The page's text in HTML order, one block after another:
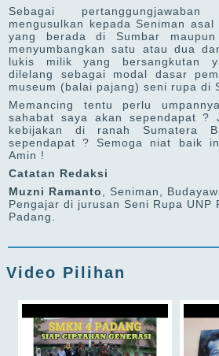
Sebagai
mengusulkan kepada Seniman
yang berada di Sumbar
menyumbangkan satu atau dua
lukis milik yang bersangkutan
dilelang sebagai modal dasar
museum (balai pajang) seni rupa di
Memancing tentu perlu
sahabat saya akan sependapat ?
kebijakan di ranah Sumatera
sependapat ? Semoga niat baik
Amin !
Catatan Redaksi
Muzni Ramanto
, Seniman,
Pengajar di jurusan Seni Rupa UNP
Padang.
Video Pilihan